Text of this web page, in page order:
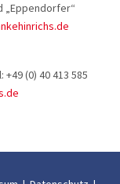
„Eppendorfer“
+49 (0) 40 413 585